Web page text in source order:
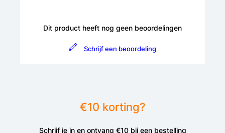
Dit product heeft nog geen beoordelingen
Schrijf een beoordeling
€10 korting?
Schrijf je in en ontvang €10 bij een bestelling